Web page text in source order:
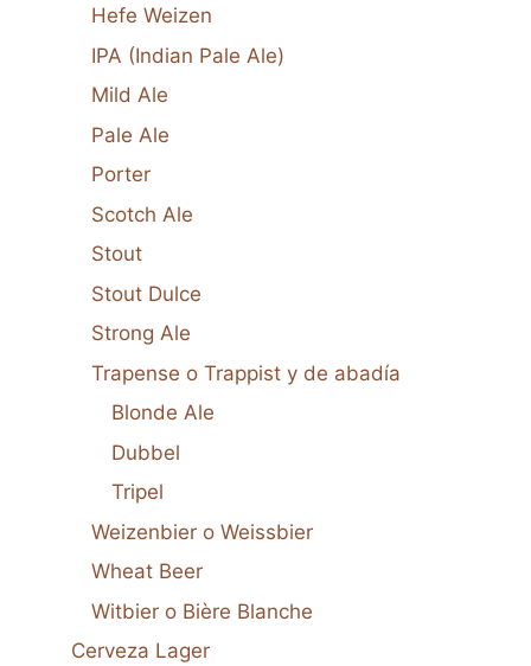
Hefe Weizen
IPA (Indian Pale Ale)
Mild Ale
Pale Ale
Porter
Scotch Ale
Stout
Stout Dulce
Strong Ale
Trapense o Trappist y de abadía
Blonde Ale
Dubbel
Tripel
Weizenbier o Weissbier
Wheat Beer
Witbier o Bière Blanche
Cerveza Lager